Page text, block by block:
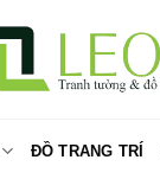
ĐỒ TRANG TRÍ